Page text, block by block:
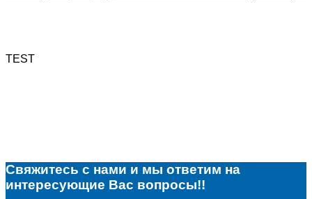
TEST
Свяжитесь с нами и мы ответим на
интересующие Вас вопросы!!